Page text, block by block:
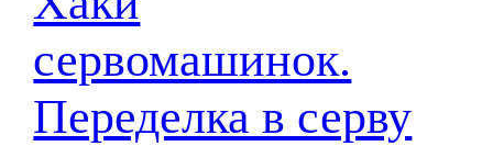
сервомашинок.
Переделка в серву